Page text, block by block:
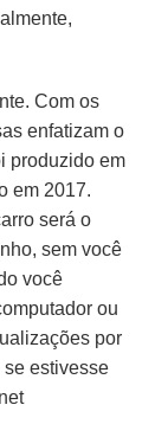
Com os
enfatizam o
produzido em
em 2017.
será o
sem você
você
ou
por
se estivesse